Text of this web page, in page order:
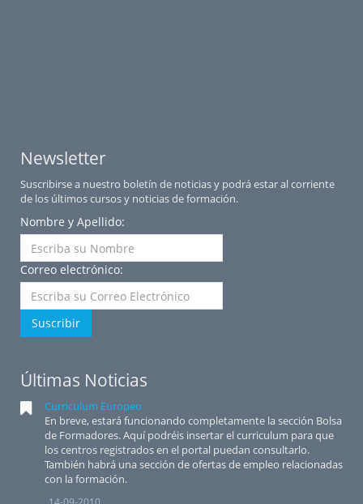
Newsletter
Suscribirse a nuestro boletín de noticias y podrá estar al corriente
de los últimos cursos y noticias de formación.
Nombre y Apellido:
Correo electrónico:
Suscribir
Últimas Noticias
Curriculum Europeo
En breve, estará funcionando completamente la sección Bolsa
de Formadores. Aquí podréis insertar el curriculum para que
los centros registrados en el portal puedan consultarlo.
También habrá una sección de ofertas de empleo relacionadas
con la formación.